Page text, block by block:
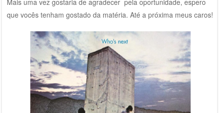
que vocês tenham gostado da matéria. Até a próxima meus caros!